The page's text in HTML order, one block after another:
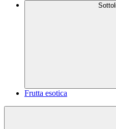
Frutta esotica